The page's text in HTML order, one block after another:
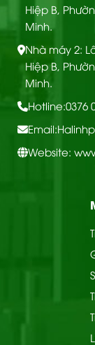
Hiệp B,
Minh.
Nhà máy 2:
Hiệp B,
Minh.
Hotline:0376
Email:
Website: